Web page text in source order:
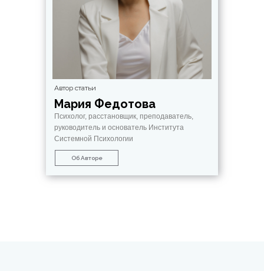
Психолог, расстановщик, преподаватель,
руководитель и основатель Института
Системной Психологии
Автор статьи
Мария Федотова
Об Авторе